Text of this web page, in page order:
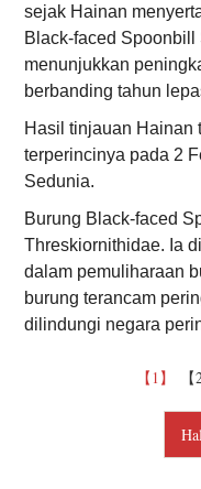
sejak Hainan
Black-faced Spoonbill
menunjukkan
berbanding tahun
Hasil tinjauan Hainan
terperincinya pada 2
Sedunia.
Burung Black-faced
Threskiornithidae. Ia
dalam pemuliharaan
burung terancam
dilindungi negara
【1】